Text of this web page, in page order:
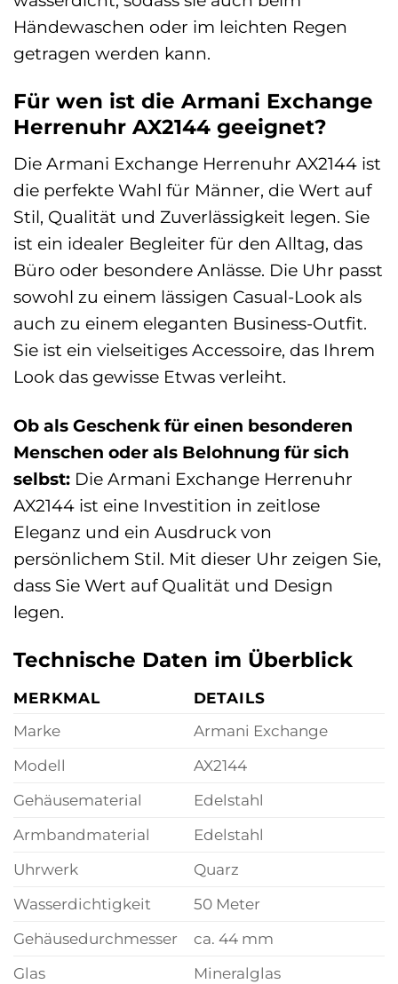
Händewaschen oder im leichten Regen
getragen werden kann.
Für wen ist die Armani Exchange
Herrenuhr AX2144 geeignet?
Die Armani Exchange Herrenuhr AX2144 ist
die perfekte Wahl für Männer, die Wert auf
Stil, Qualität und Zuverlässigkeit legen. Sie
ist ein idealer Begleiter für den Alltag, das
Büro oder besondere Anlässe. Die Uhr passt
sowohl zu einem lässigen Casual-Look als
auch zu einem eleganten Business-Outfit.
Sie ist ein vielseitiges Accessoire, das Ihrem
Look das gewisse Etwas verleiht.
Ob als Geschenk für einen besonderen
Menschen oder als Belohnung für sich
selbst: Die Armani Exchange Herrenuhr
AX2144 ist eine Investition in zeitlose
Eleganz und ein Ausdruck von
persönlichem Stil. Mit dieser Uhr zeigen Sie,
dass Sie Wert auf Qualität und Design
legen.
Technische Daten im Überblick
MERKMAL
DETAILS
Marke
Armani Exchange
Modell
AX2144
Gehäusematerial
Edelstahl
Armbandmaterial
Edelstahl
Uhrwerk
Quarz
Wasserdichtigkeit
50 Meter
Gehäusedurchmesser
ca. 44 mm
Glas
Mineralglas